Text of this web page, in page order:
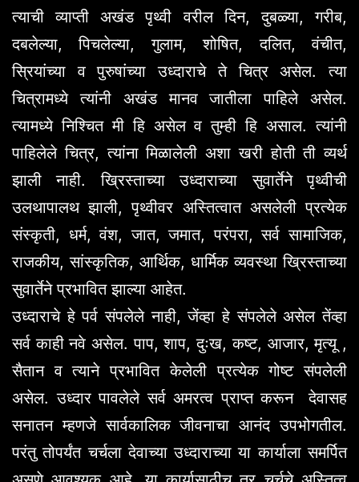
त्याची व्याप्ती अखंड पृथ्वी वरील दिन, दुबळ्या, गरीब,
दबलेल्या, पिचलेल्या, गुलाम, शोषित, दलित, वंचीत,
स्रियांच्या व पुरुषांच्या उध्दाराचे ते चित्र असेल. त्या
चित्रामध्ये त्यांनी अखंड मानव जातीला पाहिले असेल.
त्यामध्ये निश्चित मी हि असेल व तुम्ही हि असाल. त्यांनी
पाहिलेले चित्र, त्यांना मिळालेली अशा खरी होती ती व्यर्थ
झाली नाही. ख्रिस्ताच्या उध्दाराच्या सुवार्तेने पृथ्वीची
उलथापालथ झाली, पृथ्वीवर अस्तित्वात असलेली प्रत्येक
संस्कृती, धर्म, वंश, जात, जमात, परंपरा, सर्व सामाजिक,
राजकीय, सांस्कृतिक, आर्थिक, धार्मिक व्यवस्था ख्रिस्ताच्या
सुवार्तेने प्रभावित झाल्या आहेत.
उध्दाराचे हे पर्व संपलेले नाही, जेंव्हा हे संपलेले असेल तेंव्हा
सर्व काही नवे असेल. पाप, शाप, दुःख, कष्ट, आजार, मृत्यू ,
सैतान व त्याने प्रभावित केलेली प्रत्येक गोष्ट संपलेली
असेल. उध्दार पावलेले सर्व अमरत्व प्राप्त करून देवासह
सनातन म्हणजे सार्वकालिक जीवनाचा आनंद उपभोगतील.
परंतु तोपर्यंत चर्चला देवाच्या उध्दाराच्या या कार्याला समर्पित